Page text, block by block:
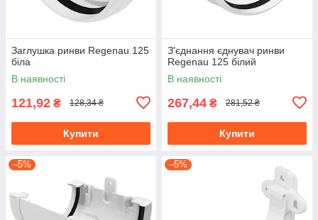
Заглушка ринви Regenau 125
біла
В наявності
121,92 ₴ 128,34 ₴
Купити
З'єднання єднувач ринви
Regenau 125 білий
В наявності
267,44 ₴ 281,52 ₴
Купити
–5% –5%